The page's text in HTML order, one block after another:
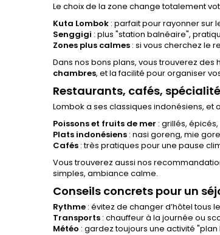
Le choix de la zone change totalement
Kuta Lombok : parfait pour rayonner sur
Senggigi : plus "station balnéaire",
Zones plus calmes : si vous cherchez le
Dans nos bons plans, vous trouverez
chambres, et la facilité pour organiser
Restaurants, cafés,
Lombok a ses classiques indonésiens, et
Poissons et fruits de mer : grillés,
Plats indonésiens : nasi goreng, mie
Cafés : très pratiques pour une pause
Vous trouverez aussi nos
simples, ambiance calme.
Conseils concrets pour un
Rythme : évitez de changer d’hôtel tous
Transports : chauffeur à la journée ou
Météo : gardez toujours une activité